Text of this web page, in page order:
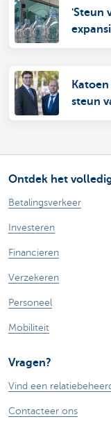
'Steun
steun
Ontdek het
Betalingsverkeer
Investeren
Financieren
Verzekeren
Personeel
Mobiliteit
Vragen?
Vind een
Contacteer ons